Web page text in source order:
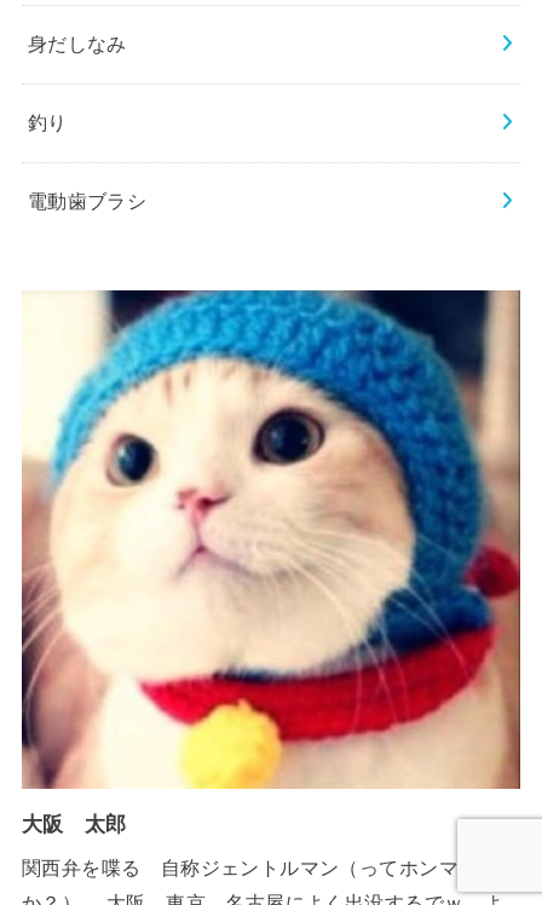
身だしなみ
釣り
電動歯ブラシ
大阪 太郎
関西弁を喋る 自称ジェントルマン（ってホンマ